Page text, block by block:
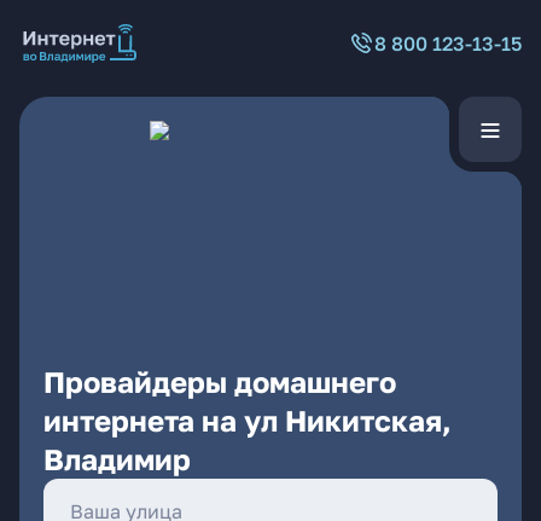
8 800 123-13-15
Провайдеры домашнего
интернета на ул Никитская,
Владимир